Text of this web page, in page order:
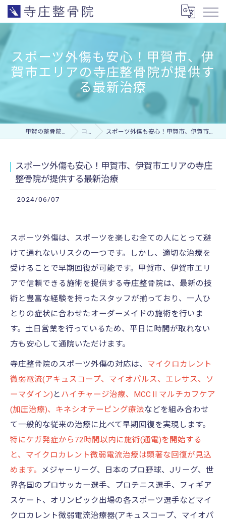
スポーツ外傷も安心！甲賀市、伊
賀市エリアの寺庄整骨院が提供す
る最新治療
甲賀の整骨院なら寺庄整骨院 コラム スポーツ外傷も安心！甲賀市、伊賀市エリアの寺庄整骨院が提供する最新治療
スポーツ外傷も安心！甲賀市、伊賀市エリアの寺庄
整骨院が提供する最新治療
2024/06/07
スポーツ外傷は、スポーツを楽しむ全ての人にとって避
けて通れないリスクの一つです。しかし、適切な治療を
受けることで早期回復が可能です。甲賀市、伊賀市エリ
アで信頼できる施術を提供する寺庄整骨院は、最新の技
術と豊富な経験を持ったスタッフが揃っており、一人ひ
とりの症状に合わせたオーダーメイドの施術を行いま
す。土日営業を行っているため、平日に時間が取れない
方も安心して通院いただけます。
寺庄整骨院のスポーツ外傷の対応は、 マイクロカレント
微弱電流(アキュスコープ、マイオパルス、エレサス、ソ
ーマダイン) と ハイチャージ治療、MCCⅡマルチカフケア
(加圧治療)、キネシオテーピング療法などを組み合わせ
て一般的な従来の治療に比べて早期回復を実現します。
特にケガ発症から72時間以内に施術(通電)を開始する
と、マイクロカレント微弱電流治療は顕著な回復が見込
めます。
メジャーリーグ、日本のプロ野球、Jリーグ、世
界各国のプロサッカー選手、プロテニス選手、フィギア
スケート、オリンピック出場の各スポーツ選手などマイ
クロカレント微弱電流治療器(アキュスコープ、マイオパ